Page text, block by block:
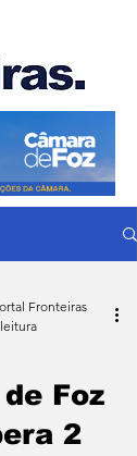
Foz
2
Fronteiras